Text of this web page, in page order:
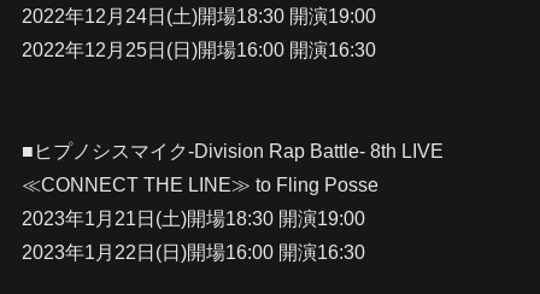
2022年12月24日(土)開場18:30 開演19:00
2022年12月25日(日)開場16:00 開演16:30
■ヒプノシスマイク-Division Rap Battle- 8th LIVE
≪CONNECT THE LINE≫ to Fling Posse
2023年1月21日(土)開場18:30 開演19:00
2023年1月22日(日)開場16:00 開演16:30